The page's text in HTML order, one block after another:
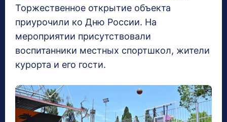
Торжественное открытие объекта
приурочили ко Дню России. На
мероприятии присутствовали
воспитанники местных спортшкол, жители
курорта и его гости.